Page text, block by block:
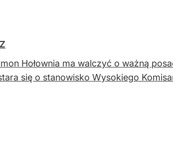
Hołownia ma walczyć o ważną
się o stanowisko Wysokiego